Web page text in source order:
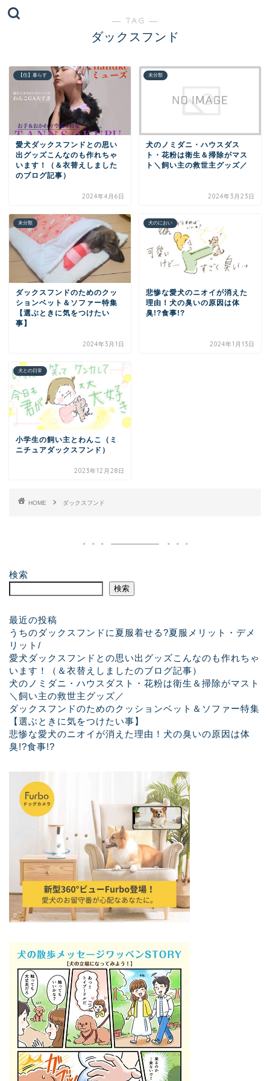
― TAG ―
ダックスフンド
【住】暮らす
愛犬ダックスフンドとの思い
出グッズこんなのも作れちゃ
います！（＆衣替えしました
のブログ記事）
2024年4月6日
未分類
犬のノミダニ・ハウスダス
ト・花粉は衛生＆掃除がマス
ト＼飼い主の救世主グッズ／
2024年3月23日
未分類
ダックスフンドのためのクッ
ションベット＆ソファー特集
【選ぶときに気をつけたい
事】
2024年3月1日
犬のにおい
悲惨な愛犬のニオイが消えた
理由！犬の臭いの原因は体
臭!?食事!?
2024年1月13日
犬との日常
小学生の飼い主とわんこ（ミ
ニチュアダックスフンド）
2023年12月28日
HOME ダックスフンド
検索
検索
最近の投稿
うちのダックスフンドに夏服着せる?夏服メリット・デメ
リット/
愛犬ダックスフンドとの思い出グッズこんなのも作れちゃ
います！（＆衣替えしましたのブログ記事）
犬のノミダニ・ハウスダスト・花粉は衛生＆掃除がマスト
＼飼い主の救世主グッズ／
ダックスフンドのためのクッションベット＆ソファー特集
【選ぶときに気をつけたい事】
悲惨な愛犬のニオイが消えた理由！犬の臭いの原因は体
臭!?食事!?